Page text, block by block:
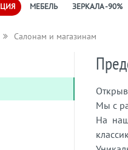
МЕБЕЛЬ ЗЕРКАЛА -90%
Салонам и магазинам
Мы с
На